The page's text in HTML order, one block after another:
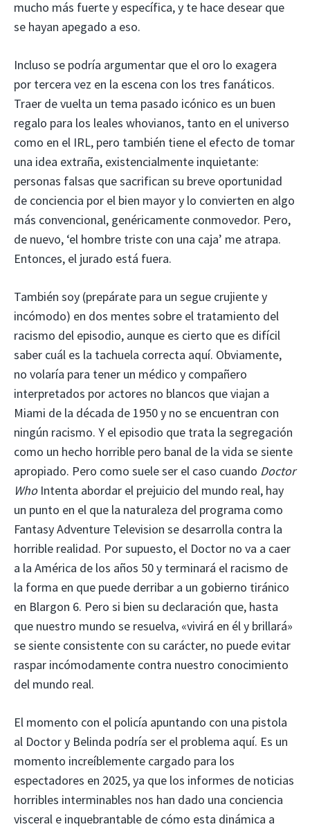
mucho más fuerte y específica, y te hace desear que
se hayan apegado a eso.
Incluso se podría argumentar que el oro lo exagera
por tercera vez en la escena con los tres fanáticos.
Traer de vuelta un tema pasado icónico es un buen
regalo para los leales whovianos, tanto en el universo
como en el IRL, pero también tiene el efecto de tomar
una idea extraña, existencialmente inquietante:
personas falsas que sacrifican su breve oportunidad
de conciencia por el bien mayor y lo convierten en algo
más convencional, genéricamente conmovedor. Pero,
de nuevo, ‘el hombre triste con una caja’ me atrapa.
Entonces, el jurado está fuera.
También soy (prepárate para un segue crujiente y
incómodo) en dos mentes sobre el tratamiento del
racismo del episodio, aunque es cierto que es difícil
saber cuál es la tachuela correcta aquí. Obviamente,
no volaría para tener un médico y compañero
interpretados por actores no blancos que viajan a
Miami de la década de 1950 y no se encuentran con
ningún racismo. Y el episodio que trata la segregación
como un hecho horrible pero banal de la vida se siente
apropiado. Pero como suele ser el caso cuando Doctor
Who Intenta abordar el prejuicio del mundo real, hay
un punto en el que la naturaleza del programa como
Fantasy Adventure Television se desarrolla contra la
horrible realidad. Por supuesto, el Doctor no va a caer
a la América de los años 50 y terminará el racismo de
la forma en que puede derribar a un gobierno tiránico
en Blargon 6. Pero si bien su declaración que, hasta
que nuestro mundo se resuelva, «vivirá en él y brillará»
se siente consistente con su carácter, no puede evitar
raspar incómodamente contra nuestro conocimiento
del mundo real.
El momento con el policía apuntando con una pistola
al Doctor y Belinda podría ser el problema aquí. Es un
momento increíblemente cargado para los
espectadores en 2025, ya que los informes de noticias
horribles interminables nos han dado una conciencia
visceral e inquebrantable de cómo esta dinámica a